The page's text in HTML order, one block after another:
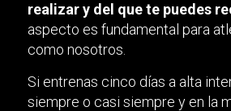
realizar y del que te puedes
aspecto es fundamental para
como nosotros.
Si entrenas cinco días a alta
siempre o casi siempre y en la